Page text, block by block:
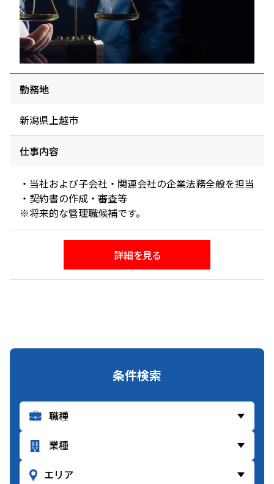
条件検索
勤務地
新潟県上越市
仕事内容
・当社および子会社・関連会社の企業法務全般を担当
・契約書の作成・審査等
※将来的な管理職候補です。
詳細を見る